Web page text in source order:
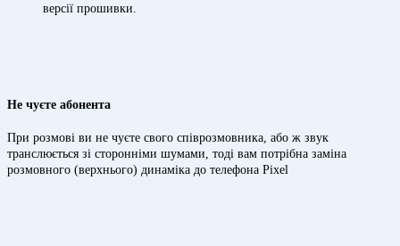
версії прошивки.
Не чуєте абонента
При розмові ви не чуєте свого співрозмовника, або ж звук
транслюється зі сторонніми шумами, тоді вам потрібна заміна
розмовного (верхнього) динаміка до телефона Pixel